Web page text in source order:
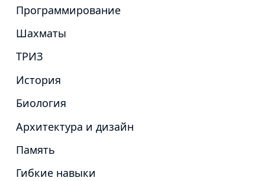
Программирование
Шахматы
ТРИЗ
История
Биология
Архитектура и дизайн
Память
Гибкие навыки